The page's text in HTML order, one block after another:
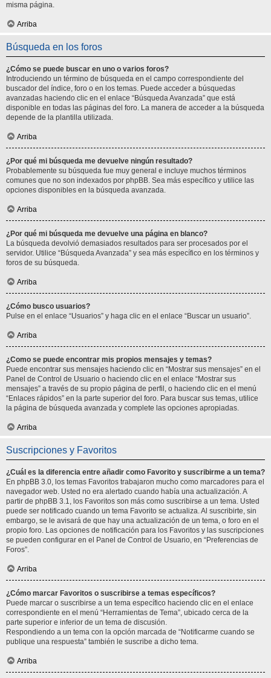
misma página.
Arriba
Búsqueda en los foros
¿Cómo se puede buscar en uno o varios foros?
Introduciendo un término de búsqueda en el campo correspondiente del
buscador del índice, foro o en los temas. Puede acceder a búsquedas
avanzadas haciendo clic en el enlace “Búsqueda Avanzada” que está
disponible en todas las páginas del foro. La manera de acceder a la búsqueda
depende de la plantilla utilizada.
Arriba
¿Por qué mi búsqueda me devuelve ningún resultado?
Probablemente su búsqueda fue muy general e incluye muchos términos
comunes que no son indexados por phpBB. Sea más específico y utilice las
opciones disponibles en la búsqueda avanzada.
Arriba
¿Por qué mi búsqueda me devuelve una página en blanco?
La búsqueda devolvió demasiados resultados para ser procesados por el
servidor. Utilice “Búsqueda Avanzada” y sea más específico en los términos y
foros de su búsqueda.
Arriba
¿Cómo busco usuarios?
Pulse en el enlace “Usuarios” y haga clic en el enlace “Buscar un usuario”.
Arriba
¿Como se puede encontrar mis propios mensajes y temas?
Puede encontrar sus mensajes haciendo clic en “Mostrar sus mensajes” en el
Panel de Control de Usuario o haciendo clic en el enlace “Mostrar sus
mensajes” a través de su propio página de perfil, o haciendo clic en el menú
“Enlaces rápidos” en la parte superior del foro. Para buscar sus temas, utilice
la página de búsqueda avanzada y complete las opciones apropiadas.
Arriba
Suscripciones y Favoritos
¿Cuál es la diferencia entre añadir como Favorito y suscribirme a un tema?
En phpBB 3.0, los temas Favoritos trabajaron mucho como marcadores para el
navegador web. Usted no era alertado cuando había una actualización. A
partir de phpBB 3.1, los Favoritos son más como suscribirse a un tema. Usted
puede ser notificado cuando un tema Favorito se actualiza. Al suscribirte, sin
embargo, se le avisará de que hay una actualización de un tema, o foro en el
propio foro. Las opciones de notificación para los Favoritos y las suscripciones
se pueden configurar en el Panel de Control de Usuario, en “Preferencias de
Foros”.
Arriba
¿Cómo marcar Favoritos o suscribirse a temas específicos?
Puede marcar o suscribirse a un tema específico haciendo clic en el enlace
correspondiente en el menú “Herramientas de Tema”, ubicado cerca de la
parte superior e inferior de un tema de discusión.
Respondiendo a un tema con la opción marcada de “Notificarme cuando se
publique una respuesta” también le suscribe a dicho tema.
Arriba